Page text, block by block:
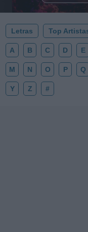
Letras Top
A B C D E
M N O P Q
Y Z #